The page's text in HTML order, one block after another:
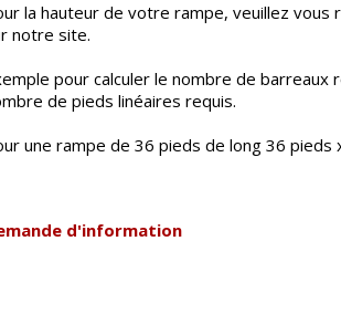
la hauteur de votre rampe, veuillez vous
notre site.
pour calculer le nombre de
de pieds linéaires requis.
une rampe de 36 pieds de long 36
d'information